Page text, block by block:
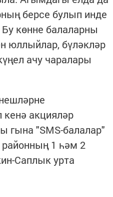
берсе булып инде
Бу көнне балаларны
юллыйлар, бүләкләр
ачу чаралары
акцияләр
гына "SMS-балалар"
районның 1 һәм 2
Саплык урта